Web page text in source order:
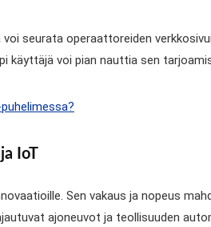
seurata operaattoreiden
käyttäjä voi pian nauttia sen
IoT
Sen vakaus ja nopeus
ajoneuvot ja teollisuuden